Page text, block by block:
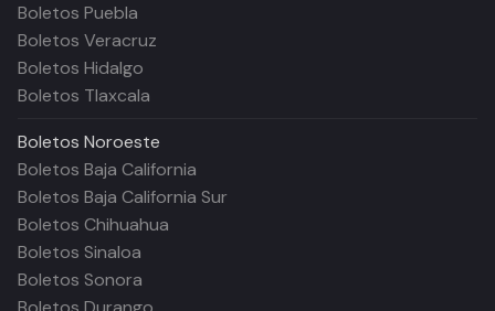
Boletos Puebla
Boletos Veracruz
Boletos Hidalgo
Boletos Tlaxcala
Boletos Noroeste
Boletos Baja California
Boletos Baja California Sur
Boletos Chihuahua
Boletos Sinaloa
Boletos Sonora